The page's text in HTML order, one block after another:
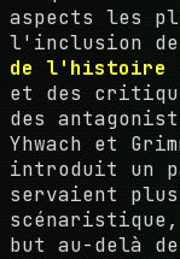
aspects les
l'inclusion de
de l'histoire
et des
des
Yhwach et
introduit un
servaient
but au-delà